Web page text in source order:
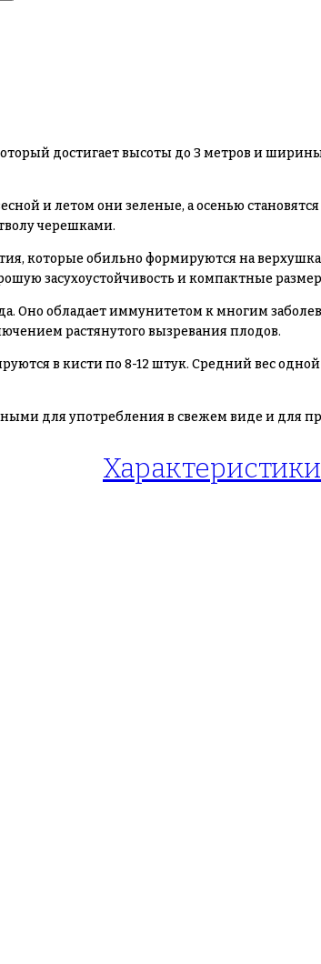
достигает высоты до 3 метров и
и летом они зеленые, а осенью
черешками.
которые обильно формируются на
засухоустойчивость и компактные
Оно обладает иммунитетом к многим
растянутого вызревания плодов.
в кисти по 8-12 штук. Средний вес одной
для употребления в свежем виде и для
Характеристики